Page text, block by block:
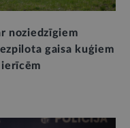
noziedzīgiem
gaisa kuģiem